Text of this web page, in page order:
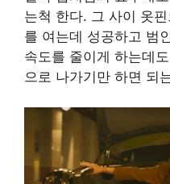
는척 한다. 그 사이 옷
를 여는데 성공하고 범
속도를 줄이게 하는데
으로 나가기만 하면 되